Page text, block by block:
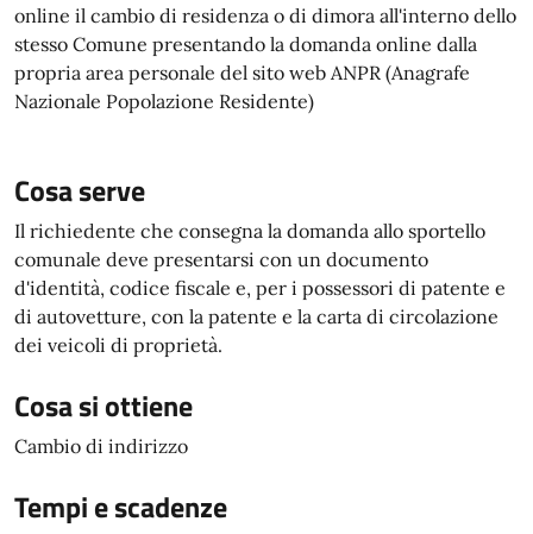
online il cambio di residenza o di dimora all'interno dello
stesso Comune presentando la domanda online dalla
propria area personale del sito web ANPR (Anagrafe
Nazionale Popolazione Residente)
Cosa serve
Il richiedente che consegna la domanda allo sportello
comunale deve presentarsi con un documento
d'identità, codice fiscale e, per i possessori di patente e
di autovetture, con la patente e la carta di circolazione
dei veicoli di proprietà.
Cosa si ottiene
Cambio di indirizzo
Tempi e scadenze